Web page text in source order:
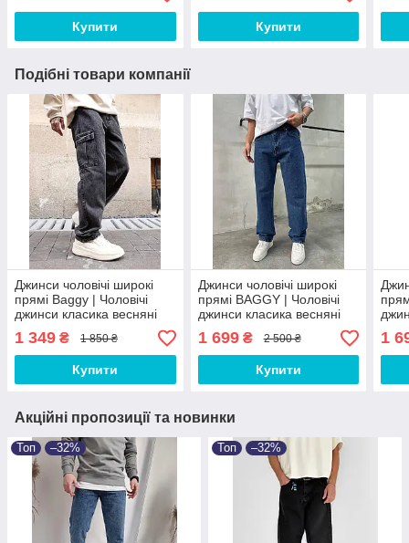
Купити Купити
Подібні товари компанії
Джинси чоловічі широкі
прямі Baggy | Чоловічі
джинси класика весняні
осінні Straightㅤㅤㅤㅤ‎⠀⠀
1 349 ₴ 1 850 ₴
Купити
Джинси чоловічі широкі
прямі BAGGY | Чоловічі
джинси класика весняні
осінні Baggy
1 699₴ 2 500 ₴
Купити
1
Акційні пропозиції та новинки
Топ –32% Топ –32%